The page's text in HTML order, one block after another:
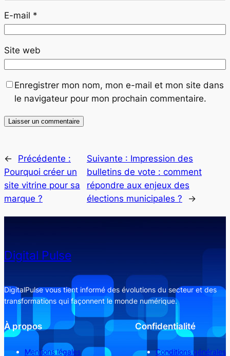
E-mail *
Site web
Enregistrer mon nom, mon e-mail et mon site dans
le navigateur pour mon prochain commentaire.
←
Précédente :
Pourquoi créer un
site vitrine pour sa
marque ?
Suivante : Impression des
bulletins de vote : comment
répondre aux enjeux des
élections municipales ?
→
Digital Pulse
DigitalPulse vous tient informé des évolutions du secteur et des
transformations qui façonnent le monde numérique.
À propos
Mentions légales
Confidentialité
Conditions générales